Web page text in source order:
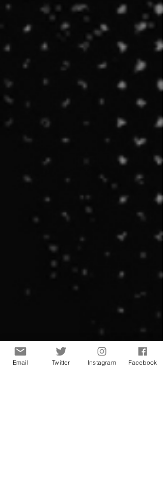
Email Twitter Instagram Facebook